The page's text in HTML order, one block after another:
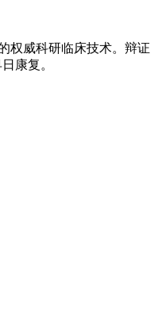
权威科研临床技术。辩证
康复。